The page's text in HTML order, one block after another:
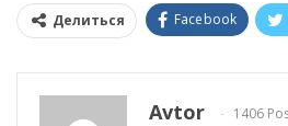
Делиться Facebook
Avtor 1406